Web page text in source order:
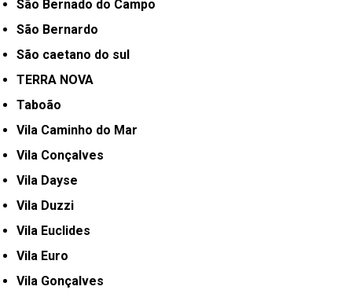
São Bernado do Campo
São Bernardo
São caetano do sul
TERRA NOVA
Taboão
Vila Caminho do Mar
Vila Conçalves
Vila Dayse
Vila Duzzi
Vila Euclides
Vila Euro
Vila Gonçalves